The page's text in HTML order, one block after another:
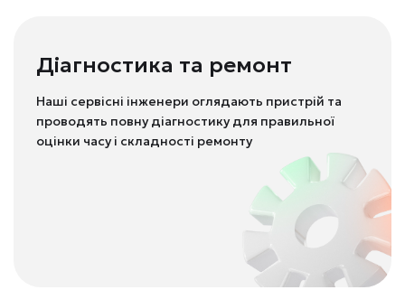
Діагностика та ремонт
Наші сервісні інженери оглядають пристрій та
проводять повну діагностику для правильної
оцінки часу і складності ремонту